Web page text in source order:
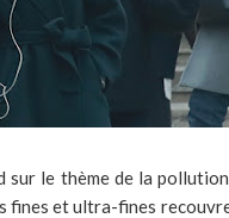
sur le thème de la
fines et ultra-fines